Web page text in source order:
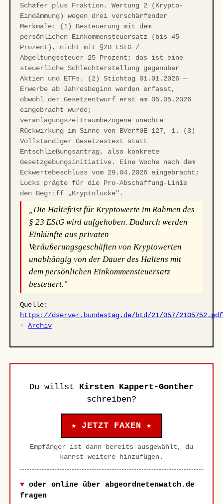
Schäfer plus Fraktion. Wertung 2 (Krypto-
Eindämmung) wegen drei verschärfender
Merkmale: (1) Besteuerung mit dem
persönlichen Einkommensteuersatz (bis 45
Prozent), nicht mit §20 EStG /
Abgeltungssteuer 25 Prozent; das ist eine
steuerliche Schlechterstellung gegenüber
Aktien und ETFs. (2) Stichtag 01.01.2026 —
Erwerbe ab Jahresbeginn werden erfasst,
obwohl der Gesetzentwurf erst am 05.05.2026
eingebracht wurde;
veranlagungszeitraumbezogene unechte
Rückwirkung im Sinne von BVerfGE 127, 1. (3)
Vollständiger Gesetzestext statt
Entschließungsantrag, also konkrete
Gesetzgebungsinitiative. Eine Woche nach dem
Eckwertebeschluss vom 29.04.2026 eingebracht;
Lucks prägte für die Pro-Abschaffung-Linie
den Begriff „Kryptolücke".
„Die Haltefrist für Kryptowerte im Rahmen des
§ 23 EStG wird aufgehoben. Dadurch werden
Einkünfte aus privaten
Veräußerungsgeschäften von Kryptowerten
unabhängig von der Dauer des Haltens mit
dem persönlichen Einkommensteuersatz
besteuert."
Quelle:
https://dserver.bundestag.de/btd/21/057/2105752.pdf
·Archiv
Du willst Kirsten Kappert-Gonther
schreiben?
★ JETZT FAXEN ★
Empfänger ist dann bereits ausgewählt, du
kannst weitere hinzufügen.
oder online über abgeordnetenwatch.de
fragen